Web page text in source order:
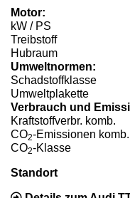
Motor:
kW / PS
Treibstoff
Hubraum
Umweltnormen:
Schadstoffklasse
Umweltplakette
Verbrauch und
Kraftstoffverbr. komb.
CO2-Emissionen komb.
CO2-Klasse
Standort